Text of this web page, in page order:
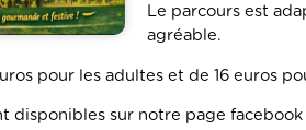
Le parcours est
agréable.
pour les adultes et de 16 euros
disponibles sur notre page